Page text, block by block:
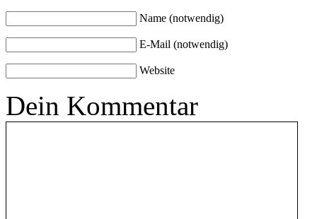
Name (notwendig)
E-Mail (notwendig)
Website
Dein Kommentar